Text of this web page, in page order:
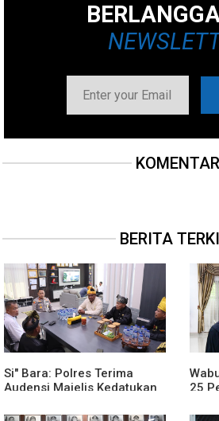
KOMENTAR
BERITA
Si" Bara: Polres Terima
Audensi Majelis Kedatukan
25